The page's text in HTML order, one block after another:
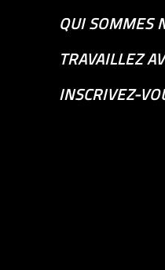
QUI SOMMES
TRAVAILLEZ
INSCRIVEZ-